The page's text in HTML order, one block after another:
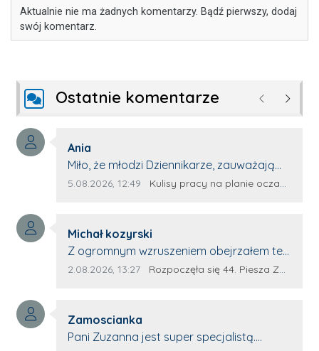
Aktualnie nie ma żadnych komentarzy. Bądź pierwszy, dodaj
swój komentarz.
Ostatnie komentarze Poprzednie
Autor komentarza:
Ania
Treść komentarza:
Miło, że młodzi Dziennikarze, zauważają
młode talenty, które dopiero wkraczają
z nim wywiad, który przeprowadzi Pan
Artur.
Data dodania komentarza:
5.08.2026, 12:49 Źródło komentarza:
Kulisy pracy na planie oczami młodego filmowca
Autor komentarza:
Michał kozyrski
Treść komentarza:
Z ogromnym wzruszeniem obejrzałem ten
materiał. ❤️ Jestem naprawdę dumny z
pokory i wielkiego serca. Takie osoby
pokazują, że pielgrzymka nie jest tylko
Data dodania komentarza:
2.08.2026, 13:27 Źródło komentarza:
Rozpoczęła się 44. Piesza Zamojsko-Lubaczowska Pielgrzymka na Jasną Górę!
Autor komentarza:
Zamoscianka
Treść komentarza:
Pani Zuzanna jest super specjalistą.